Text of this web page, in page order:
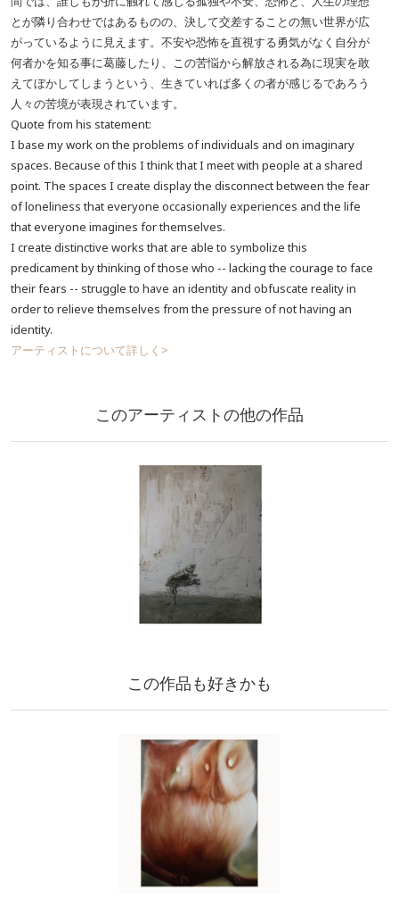
とが隣り合わせではあるものの、決して交差することの無い世界が広
がっているように見えます。不安や恐怖を直視する勇気がなく自分が
何者かを知る事に葛藤したり、この苦悩から解放される為に現実を敢
えてぼかしてしまうという、生きていれば多くの者が感じるであろう
人々の苦境が表現されています。
Quote from his statement:
I base my work on the problems of individuals and on imaginary
spaces. Because of this I think that I meet with people at a shared
point. The spaces I create display the disconnect between the fear
of loneliness that everyone occasionally experiences and the life
that everyone imagines for themselves.
I create distinctive works that are able to symbolize this
predicament by thinking of those who -- lacking the courage to face
their fears -- struggle to have an identity and obfuscate reality in
order to relieve themselves from the pressure of not having an
identity.
アーティストについて詳しく>
このアーティストの他の作品
この作品も好きかも